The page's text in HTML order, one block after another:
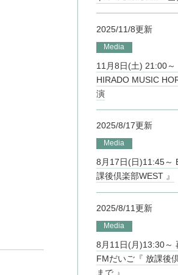
2025/11/8更新
Media
11月8日(土) 21:00
HIRADO MUSIC
演
2025/8/17更新
Media
8月17日(日)11:45～
課後倶楽部WEST 』
2025/8/11更新
Media
8月11日(月)13:30～
FMだいご『 放課後
まで 』